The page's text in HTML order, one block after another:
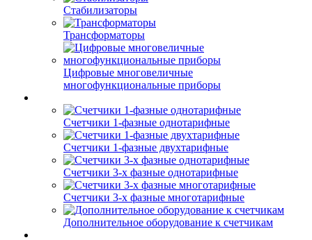
Стабилизаторы
Трансформаторы
Цифровые многовеличные
многофункциональные приборы
Счетчики 1-фазные однотарифные
Счетчики 1-фазные двухтарифные
Счетчики 3-х фазные однотарифные
Счетчики 3-х фазные многотарифные
Дополнительное оборудование к счетчикам